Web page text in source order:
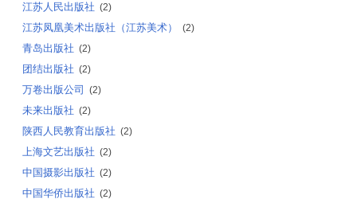
江苏人民出版社 (2)
江苏凤凰美术出版社（江苏美术） (2)
青岛出版社 (2)
团结出版社 (2)
万卷出版公司 (2)
未来出版社 (2)
陕西人民教育出版社 (2)
上海文艺出版社 (2)
中国摄影出版社 (2)
中国华侨出版社 (2)